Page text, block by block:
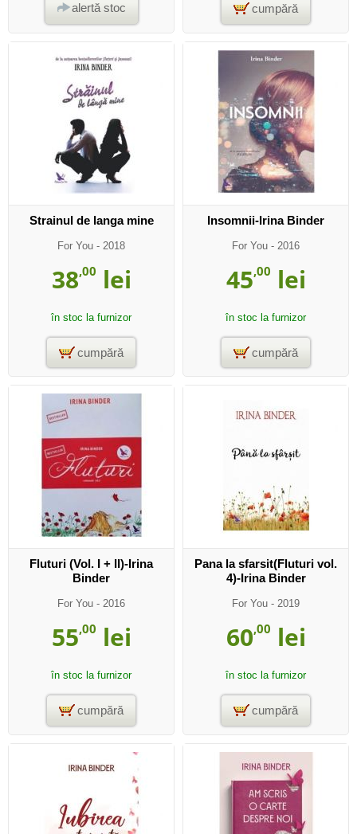
alertă stoc cumpără
Strainul de langa mine
For You - 2018
38,00 lei
în stoc la furnizor
cumpără
Insomnii-Irina Binder
For You - 2016
45,00 lei
în stoc la furnizor
cumpără
Fluturi (Vol. I + II)-Irina
Binder
For You - 2016
55,00 lei
în stoc la furnizor
cumpără
Pana la sfarsit(Fluturi vol.
4)-Irina Binder
For You - 2019
60,00 lei
în stoc la furnizor
cumpără